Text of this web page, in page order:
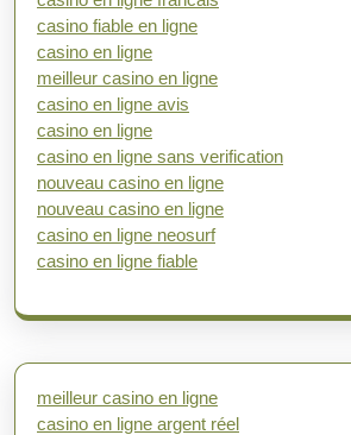
casino fiable en ligne
casino en ligne
meilleur casino en ligne
casino en ligne avis
casino en ligne
casino en ligne sans verification
nouveau casino en ligne
nouveau casino en ligne
casino en ligne neosurf
casino en ligne fiable
meilleur casino en ligne
casino en ligne argent réel